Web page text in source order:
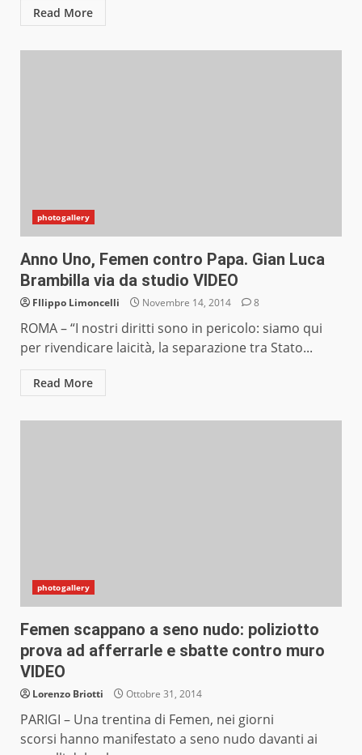
Read More
photogallery
Anno Uno, Femen contro Papa. Gian Luca
Brambilla via da studio VIDEO
FIlippo Limoncelli Novembre 14, 2014 8
ROMA – “I nostri diritti sono in pericolo: siamo qui
per rivendicare laicità, la separazione tra Stato...
Read More
photogallery
Femen scappano a seno nudo: poliziotto
prova ad afferrarle e sbatte contro muro
VIDEO
Lorenzo Briotti Ottobre 31, 2014
PARIGI – Una trentina di Femen, nei giorni
scorsi hanno manifestato a seno nudo davanti ai